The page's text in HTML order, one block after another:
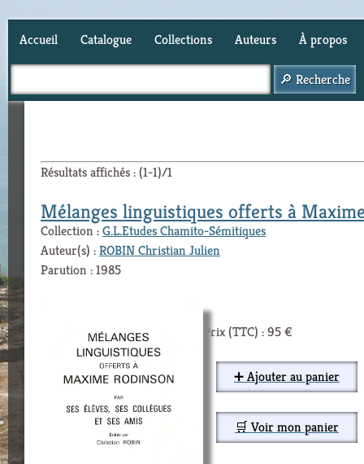
Accueil Catalogue Collections Auteurs À propos
Résultats affichés : (1-1)/1
Mélanges linguistiques offerts à
Collection :G.L.Etudes Chamito-Sémitiques
Auteur(s) :ROBIN Christian Julien
Parution : 1985
Prix (TTC) : 95 €
➕ Ajouter au panier
🛒 Voir mon panier